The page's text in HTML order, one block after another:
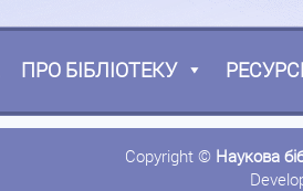
ПРО БІБЛІОТЕКУ
Copyright © Наукова